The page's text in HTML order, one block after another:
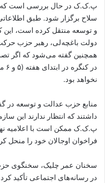
پ.ک.ک در حال بررسی است که
سلاح برگزار شود. طبق
و توسعه منتقل کرده است،
دولت باغچه‌لی، رهبر حزب
همچنین گفته می‌شود که اگر
نخواهد بود.
منابع حزب عدالت و توسعه در
داشتند که انتظار ندارند این
پ.ک.ک ممکن است با اعلامیه
فراخوان اوجالان خود را منحل
سخنان عمر چلیک، سخنگوی حزب
در رسانه‌های اجتماعی تأکید